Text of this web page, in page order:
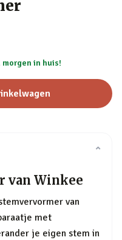
in huis!
⌄
van Winkee
van
met
je eigen stem in